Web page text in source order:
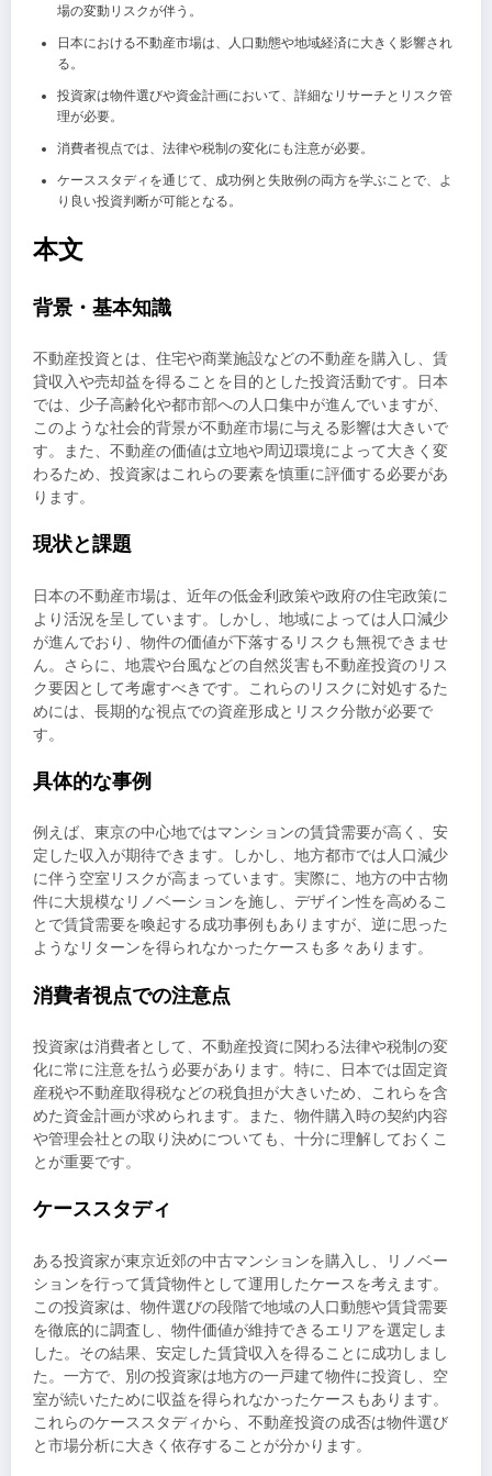
場の変動リスクが伴う。
日本における不動産市場は、人口動態や地域経済に大きく影響され
る。
投資家は物件選びや資金計画において、詳細なリサーチとリスク管
理が必要。
消費者視点では、法律や税制の変化にも注意が必要。
ケーススタディを通じて、成功例と失敗例の両方を学ぶことで、よ
り良い投資判断が可能となる。
本文
背景・基本知識
不動産投資とは、住宅や商業施設などの不動産を購入し、賃
貸収入や売却益を得ることを目的とした投資活動です。日本
では、少子高齢化や都市部への人口集中が進んでいますが、
このような社会的背景が不動産市場に与える影響は大きいで
す。また、不動産の価値は立地や周辺環境によって大きく変
わるため、投資家はこれらの要素を慎重に評価する必要があ
ります。
現状と課題
日本の不動産市場は、近年の低金利政策や政府の住宅政策に
より活況を呈しています。しかし、地域によっては人口減少
が進んでおり、物件の価値が下落するリスクも無視できませ
ん。さらに、地震や台風などの自然災害も不動産投資のリス
ク要因として考慮すべきです。これらのリスクに対処するた
めには、長期的な視点での資産形成とリスク分散が必要で
す。
具体的な事例
例えば、東京の中心地ではマンションの賃貸需要が高く、安
定した収入が期待できます。しかし、地方都市では人口減少
に伴う空室リスクが高まっています。実際に、地方の中古物
件に大規模なリノベーションを施し、デザイン性を高めるこ
とで賃貸需要を喚起する成功事例もありますが、逆に思った
ようなリターンを得られなかったケースも多々あります。
消費者視点での注意点
投資家は消費者として、不動産投資に関わる法律や税制の変
化に常に注意を払う必要があります。特に、日本では固定資
産税や不動産取得税などの税負担が大きいため、これらを含
めた資金計画が求められます。また、物件購入時の契約内容
や管理会社との取り決めについても、十分に理解しておくこ
とが重要です。
ケーススタディ
ある投資家が東京近郊の中古マンションを購入し、リノベー
ションを行って賃貸物件として運用したケースを考えます。
この投資家は、物件選びの段階で地域の人口動態や賃貸需要
を徹底的に調査し、物件価値が維持できるエリアを選定しま
した。その結果、安定した賃貸収入を得ることに成功しまし
た。一方で、別の投資家は地方の一戸建て物件に投資し、空
室が続いたために収益を得られなかったケースもあります。
これらのケーススタディから、不動産投資の成否は物件選び
と市場分析に大きく依存することが分かります。